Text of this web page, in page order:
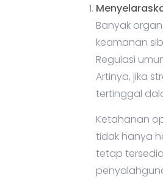
Banyak
keamanan
Regulasi
Artinya, jika
tertinggal
Ketahanan
tidak hanya
tetap